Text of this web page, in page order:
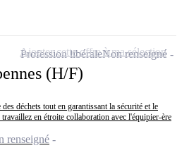
(H/F)
déchets tout en garantissant la sécurité et le
en étroite collaboration avec l'équipier-ère
renseigné
Profession libéraleNon renseigné
Ajouter cette offre à ma sélection